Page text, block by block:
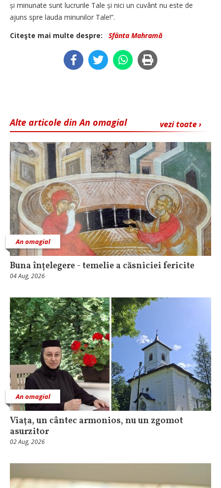
și minunate sunt lucrurile Tale și nici un cuvânt nu este de
ajuns spre lauda minunilor Tale!”.
Citeşte mai multe despre:
Sfânta Mahramă
vezi toate ›
Alte articole din An omagial
An omagial
Buna înțelegere - temelie a căsniciei fericite
04 Aug, 2026
An omagial
Viaţa, un cântec armonios, nu un zgomot
asurzitor
02 Aug, 2026